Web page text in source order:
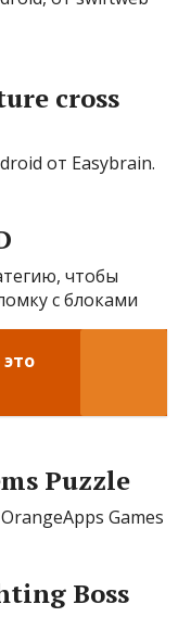
cross
от Easybrain.
чтобы
с блоками
Puzzle
Games
Boss